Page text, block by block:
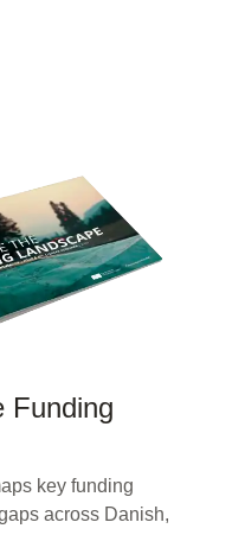
Funding
key funding
across Danish,